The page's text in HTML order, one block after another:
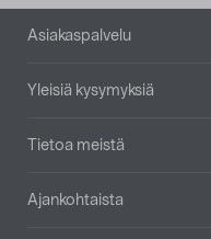
Alatunniste
Asiakaspalvelu
Yleisiä kysymyksiä
Tietoa meistä
Ajankohtaista